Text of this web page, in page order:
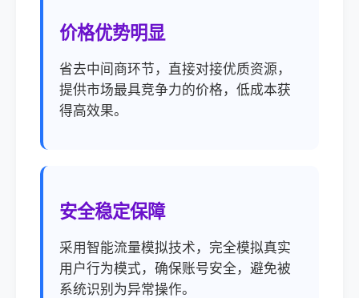
价格优势明显
省去中间商环节，直接对接优质资源，
提供市场最具竞争力的价格，低成本获
得高效果。
安全稳定保障
采用智能流量模拟技术，完全模拟真实
用户行为模式，确保账号安全，避免被
系统识别为异常操作。